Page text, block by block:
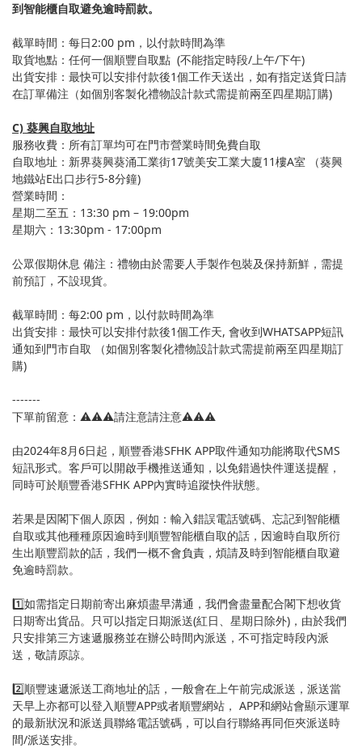
到智能櫃自取避免逾時罰款。
截單時間：每日2:00 pm，以付款時間為準
取貨地點：任何一個順豐自取點 (不能指定時段/上午/下午)
出貨安排：最快可以安排付款後1個工作天送出，如有指定送貨日請
在訂單備注（如個別客製化禮物設計款式需提前兩至四星期訂購)
C) 葵興自取地址
服務收費：所有訂單均可在門市營業時間免費自取
自取地址：新界葵興葵涌工業街17號美安工業大廈11樓A室 （葵興
地鐵站E出口步行5-8分鐘)
營業時間：
星期二至五：13:30 pm – 19:00pm
星期六：13:30pm - 17:00pm
公眾假期休息 備注：禮物由於需要人手製作包裝及保持新鮮，需提
前預訂，不設現貨。
截單時間：每2:00 pm，以付款時間為準
出貨安排：最快可以安排付款後1個工作天, 會收到WHATSAPP短訊
通知到門市自取 （如個別客製化禮物設計款式需提前兩至四星期訂
購)
-------
下單前留意：⚠️⚠️⚠️請注意請注意⚠️⚠️⚠️
由2024年8月6日起，順豐香港SFHK APP取件通知功能將取代SMS
短訊形式。客戶可以開啟手機推送通知，以免錯過快件運送提醒，
同時可於順豐香港SFHK APP內實時追蹤快件狀態。
若果是因閣下個人原因，例如：輸入錯誤電話號碼、忘記到智能櫃
自取或其他種種原因逾時到順豐智能櫃自取的話，因逾時自取所衍
生出順豐罰款的話，我們一概不會負責，煩請及時到智能櫃自取避
免逾時罰款。
1️⃣如需指定日期前寄出麻煩盡早溝通，我們會盡量配合閣下想收貨
日期寄出貨品。只可以指定日期派送(紅日、星期日除外)，由於我們
只安排第三方速遞服務並在辦公時間內派送，不可指定時段內派
送，敬請原諒。
2️⃣順豐速遞派送工商地址的話，一般會在上午前完成派送，派送當
天早上亦都可以登入順豐APP或者順豐網站， APP和網站會顯示運單
的最新狀況和派送員聯絡電話號碼，可以自行聯絡再同佢夾派送時
間/派送安排。